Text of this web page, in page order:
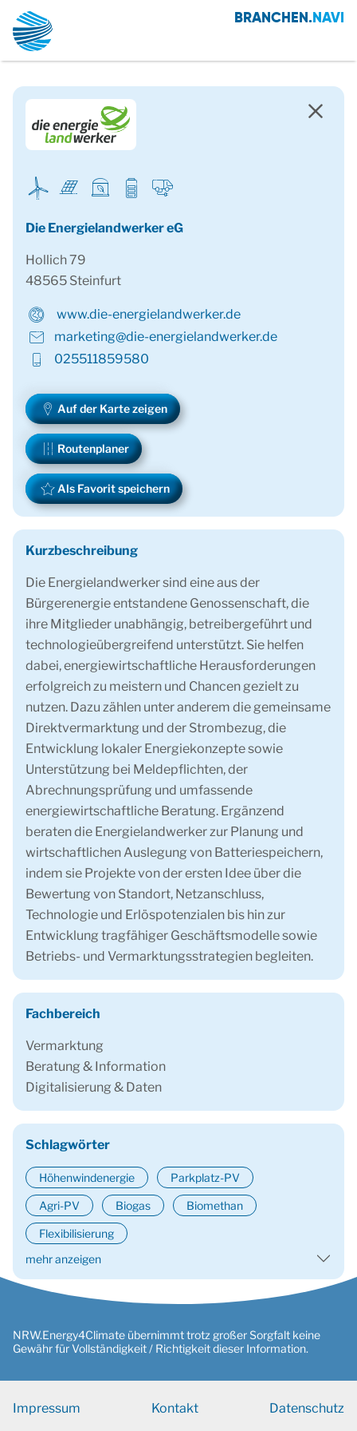
BRANCHEN.NAVI
Die Energielandwerker eG
Hollich 79
48565 Steinfurt
www.die-energielandwerker.de
marketing@die-energielandwerker.de
025511859580
Auf der Karte zeigen
Routenplaner
Als Favorit speichern
Kurzbeschreibung
Die Energielandwerker sind eine aus der
Bürgerenergie entstandene Genossenschaft, die
ihre Mitglieder unabhängig, betreibergeführt und
technologieübergreifend unterstützt. Sie helfen
dabei, energiewirtschaftliche Herausforderungen
erfolgreich zu meistern und Chancen gezielt zu
nutzen. Dazu zählen unter anderem die gemeinsame
Direktvermarktung und der Strombezug, die
Entwicklung lokaler Energiekonzepte sowie
Unterstützung bei Meldepflichten, der
Abrechnungsprüfung und umfassende
energiewirtschaftliche Beratung. Ergänzend
beraten die Energielandwerker zur Planung und
wirtschaftlichen Auslegung von Batteriespeichern,
indem sie Projekte von der ersten Idee über die
Bewertung von Standort, Netzanschluss,
Technologie und Erlöspotenzialen bis hin zur
Entwicklung tragfähiger Geschäftsmodelle sowie
Betriebs- und Vermarktungsstrategien begleiten.
Fachbereich
Vermarktung
Beratung & Information
Digitalisierung & Daten
Schlagwörter
Höhenwindenergie Parkplatz-PV
Agri-PV Biogas Biomethan
Flexibilisierung
mehr anzeigen
NRW.Energy4Climate übernimmt trotz großer Sorgfalt keine
Gewähr für Vollständigkeit / Richtigkeit dieser Information.
Impressum Kontakt Datenschutz